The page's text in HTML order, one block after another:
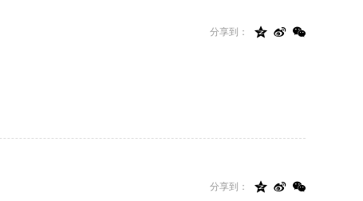
分享到：   
分享到：   